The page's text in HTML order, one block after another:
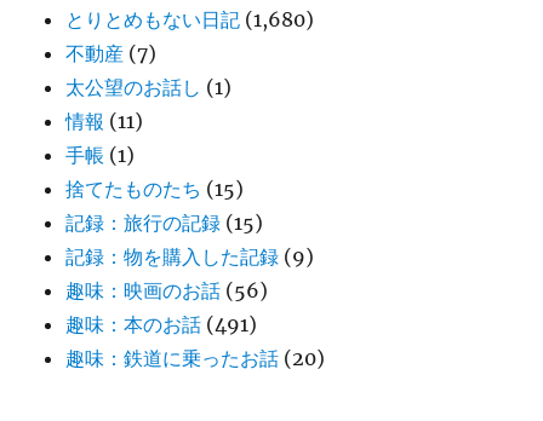
とりとめもない日記 (1,680)
不動産 (7)
太公望のお話し (1)
情報 (11)
手帳 (1)
捨てたものたち (15)
記録：旅行の記録 (15)
記録：物を購入した記録 (9)
趣味：映画のお話 (56)
趣味：本のお話 (491)
趣味：鉄道に乗ったお話 (20)